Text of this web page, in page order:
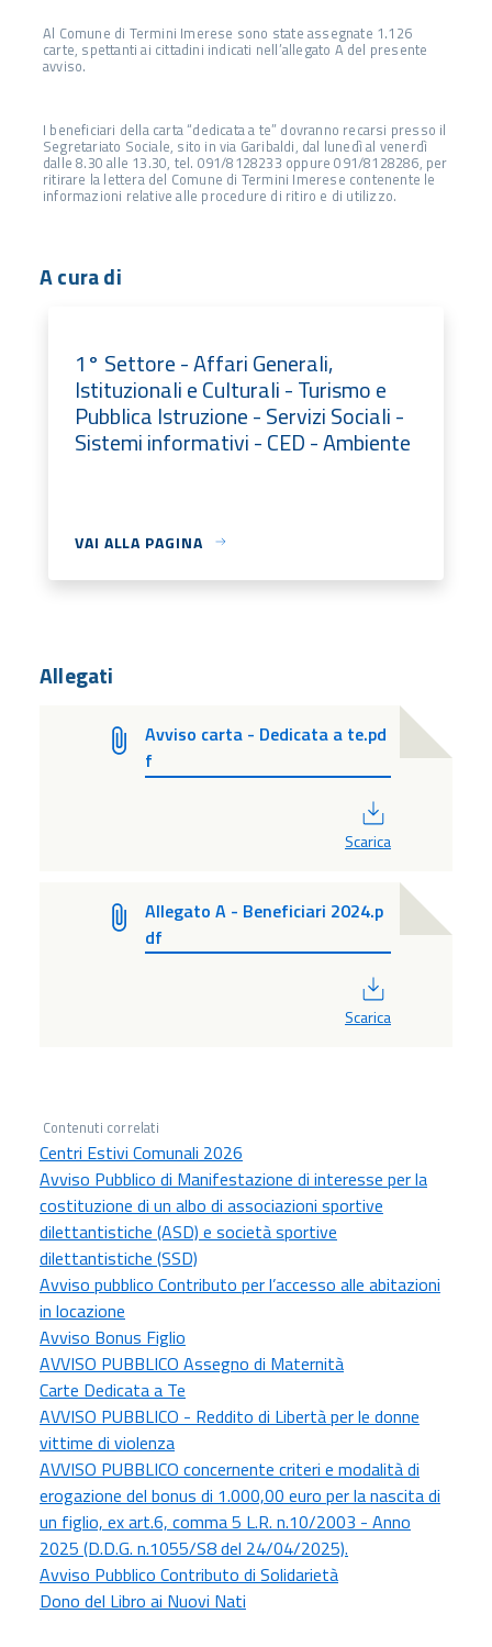
Al Comune di Termini Imerese sono state assegnate 1.126
carte, spettanti ai cittadini indicati nell’allegato A del presente
avviso.
I beneficiari della carta “dedicata a te” dovranno recarsi presso il
Segretariato Sociale, sito in via Garibaldi, dal lunedì al venerdì
dalle 8.30 alle 13.30, tel. 091/8128233 oppure 091/8128286, per
ritirare la lettera del Comune di Termini Imerese contenente le
informazioni relative alle procedure di ritiro e di utilizzo.
A cura di
1° Settore - Affari Generali,
Istituzionali e Culturali - Turismo e
Pubblica Istruzione - Servizi Sociali -
Sistemi informativi - CED - Ambiente
VAI ALLA PAGINA
Allegati
Avviso carta - Dedicata a te.pd
f
Scarica
Allegato A - Beneficiari 2024.p
df
Scarica
Contenuti correlati
Centri Estivi Comunali 2026
Avviso Pubblico di Manifestazione di interesse per la
costituzione di un albo di associazioni sportive
dilettantistiche (ASD) e società sportive
dilettantistiche (SSD)
Avviso pubblico Contributo per l’accesso alle abitazioni
in locazione
Avviso Bonus Figlio
AVVISO PUBBLICO Assegno di Maternità
Carte Dedicata a Te
AVVISO PUBBLICO - Reddito di Libertà per le donne
vittime di violenza
AVVISO PUBBLICO concernente criteri e modalità di
erogazione del bonus di 1.000,00 euro per la nascita di
un figlio, ex art.6, comma 5 L.R. n.10/2003 - Anno
2025 (D.D.G. n.1055/S8 del 24/04/2025).
Avviso Pubblico Contributo di Solidarietà
Dono del Libro ai Nuovi Nati